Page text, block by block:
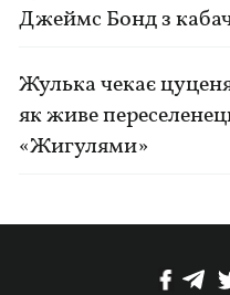
Джеймс Бонд з
Жулька чекає
як живе
«Жигулями»